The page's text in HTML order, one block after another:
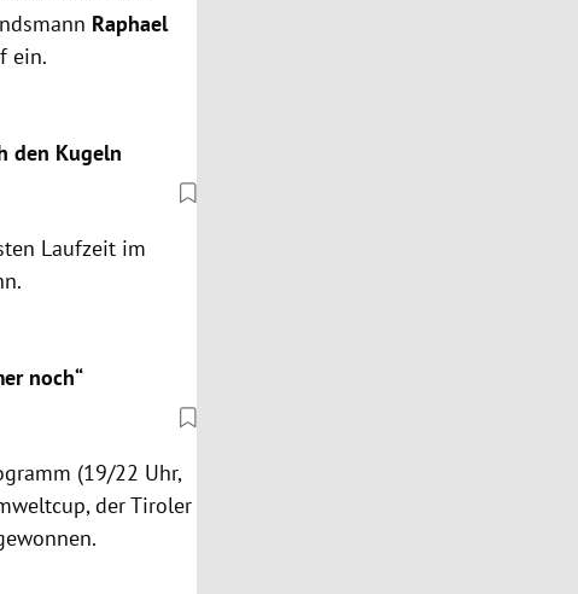
Raphael
ein.
den Kugeln
Laufzeit im
noch“
(19/22 Uhr,
der Tiroler